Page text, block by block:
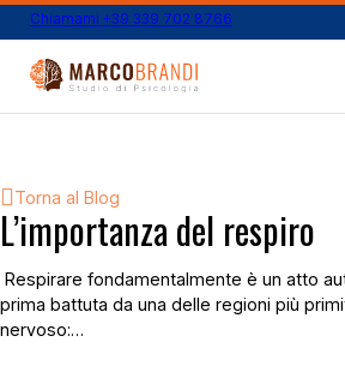
Chiamami +39 339 702 8766
L’importanza del respiro
Respirare fondamentalmente è un atto
prima battuta da una delle regioni più
nervoso:…
Torna al Blog